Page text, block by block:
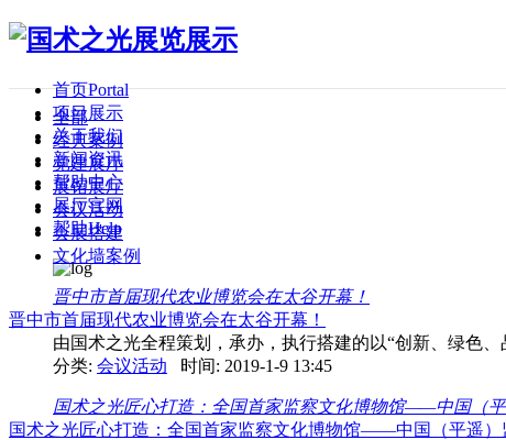
首页Portal
项目展示
关于我们
新闻资讯
帮助中心
展厅官网
帮助Help
全部
经典案例
党建展厅
展馆展厅
会议活动
会展搭建
文化墙案例
晋中市首届现代农业博览会在太谷开幕！
晋中市首届现代农业博览会在太谷开幕！
由国术之光全程策划，承办，执行搭建的以“创新、绿色
分类: 会议活动 时间: 2019-1-9 13:45
国术之光匠心打造：全国首家监察文化博物馆——中国（
国术之光匠心打造：全国首家监察文化博物馆——中国（平遥）